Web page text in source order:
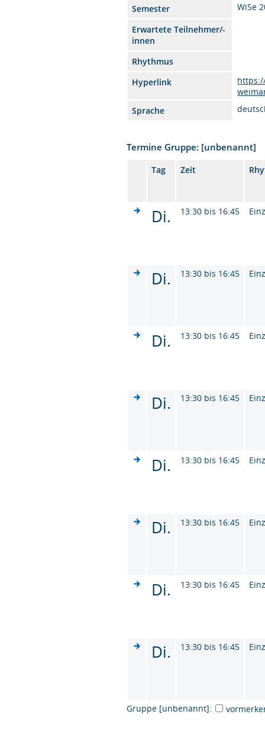
Semester
WiSe
Erwartete Teilnehmer/-
innen
Rhythmus
Hyperlink
Sprache
Termine Gruppe: [unbenannt]
Tag Zeit
Di. 13:30 bis 16:45
Di. 13:30 bis 16:45
Di. 13:30 bis 16:45
Di. 13:30 bis 16:45
Di. 13:30 bis 16:45
Di. 13:30 bis 16:45
Di. 13:30 bis 16:45
Di. 13:30 bis 16:45
Gruppe [unbenannt]: